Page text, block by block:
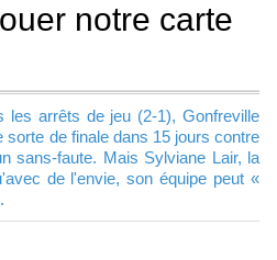
notre carte
les arrêts de jeu (2-1), Gonfreville
sorte de finale dans 15 jours contre
sans-faute. Mais Sylviane Lair, la
de l'envie, son équipe peut «